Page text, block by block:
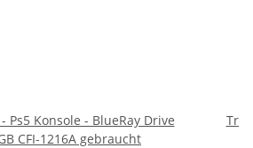
Ps5 Konsole - BlueRay Drive
CFI-1216A gebraucht